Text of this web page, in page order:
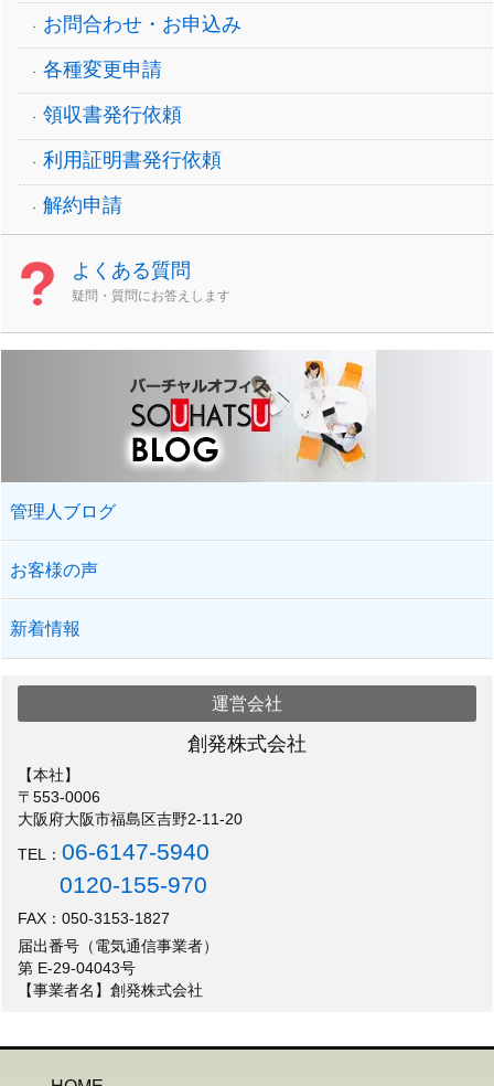
お問合わせ・お申込み
各種変更申請
領収書発行依頼
利用証明書発行依頼
解約申請
よくある質問
疑問・質問にお答えします
管理人ブログ
お客様の声
新着情報
運営会社
創発株式会社
【本社】
〒553-0006
大阪府大阪市福島区吉野2-11-20
TEL：06-6147-5940
0120-155-970
FAX：050-3153-1827
届出番号（電気通信事業者）
第 E-29-04043号
【事業者名】創発株式会社